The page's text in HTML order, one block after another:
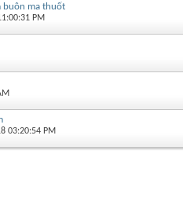
buôn ma thuốt
PM
03:20:54 PM